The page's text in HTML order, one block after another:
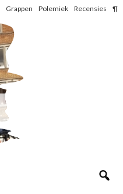
Grappen Polemiek Recensies ¶